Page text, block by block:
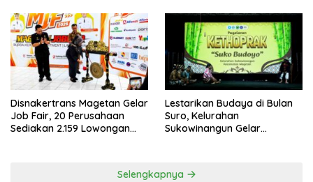
Disnakertrans Magetan Gelar
Job Fair, 20 Perusahaan
Sediakan 2.159 Lowongan
Lestarikan Budaya di Bulan
Suro, Kelurahan
Sukowinangun Gelar
Selengkapnya